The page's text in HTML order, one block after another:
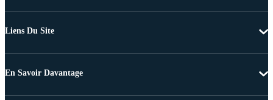
Liens Du Site
En Savoir Davantage